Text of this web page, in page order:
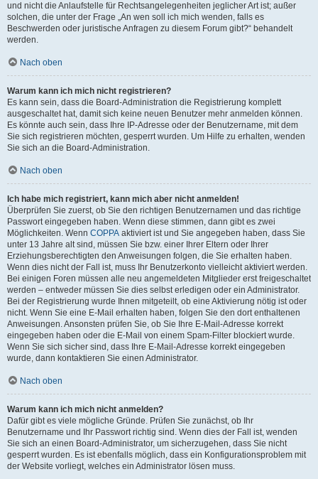
und nicht die Anlaufstelle für Rechtsangelegenheiten jeglicher Art ist; außer
solchen, die unter der Frage „An wen soll ich mich wenden, falls es
Beschwerden oder juristische Anfragen zu diesem Forum gibt?“ behandelt
werden.
Nach oben
Warum kann ich mich nicht registrieren?
Es kann sein, dass die Board-Administration die Registrierung komplett
ausgeschaltet hat, damit sich keine neuen Benutzer mehr anmelden können.
Es könnte auch sein, dass Ihre IP-Adresse oder der Benutzername, mit dem
Sie sich registrieren möchten, gesperrt wurden. Um Hilfe zu erhalten, wenden
Sie sich an die Board-Administration.
Nach oben
Ich habe mich registriert, kann mich aber nicht anmelden!
Überprüfen Sie zuerst, ob Sie den richtigen Benutzernamen und das richtige
Passwort eingegeben haben. Wenn diese stimmen, dann gibt es zwei
Möglichkeiten. Wenn COPPA aktiviert ist und Sie angegeben haben, dass Sie
unter 13 Jahre alt sind, müssen Sie bzw. einer Ihrer Eltern oder Ihrer
Erziehungsberechtigten den Anweisungen folgen, die Sie erhalten haben.
Wenn dies nicht der Fall ist, muss Ihr Benutzerkonto vielleicht aktiviert werden.
Bei einigen Foren müssen alle neu angemeldeten Mitglieder erst freigeschaltet
werden – entweder müssen Sie dies selbst erledigen oder ein Administrator.
Bei der Registrierung wurde Ihnen mitgeteilt, ob eine Aktivierung nötig ist oder
nicht. Wenn Sie eine E-Mail erhalten haben, folgen Sie den dort enthaltenen
Anweisungen. Ansonsten prüfen Sie, ob Sie Ihre E-Mail-Adresse korrekt
eingegeben haben oder die E-Mail von einem Spam-Filter blockiert wurde.
Wenn Sie sich sicher sind, dass Ihre E-Mail-Adresse korrekt eingegeben
wurde, dann kontaktieren Sie einen Administrator.
Nach oben
Warum kann ich mich nicht anmelden?
Dafür gibt es viele mögliche Gründe. Prüfen Sie zunächst, ob Ihr
Benutzername und Ihr Passwort richtig sind. Wenn dies der Fall ist, wenden
Sie sich an einen Board-Administrator, um sicherzugehen, dass Sie nicht
gesperrt wurden. Es ist ebenfalls möglich, dass ein Konfigurationsproblem mit
der Website vorliegt, welches ein Administrator lösen muss.